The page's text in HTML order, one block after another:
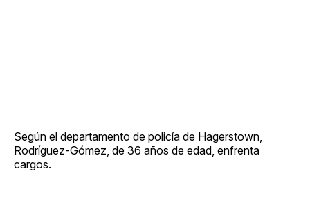
Según el departamento de policía de Hagerstown,
Rodríguez-Gómez, de 36 años de edad, enfrenta
cargos.